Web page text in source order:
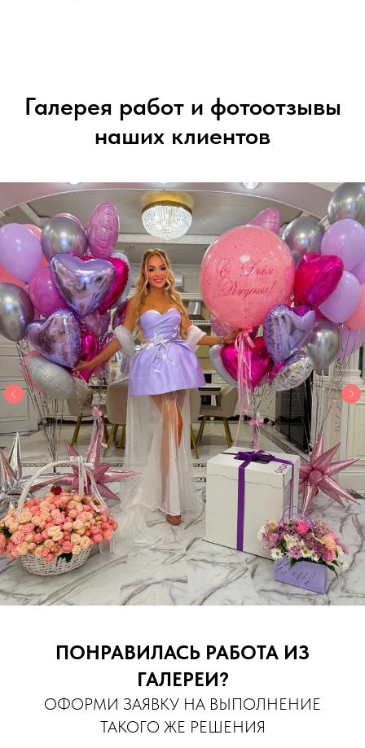
Галерея работ и фотоотзывы
наших клиентов
ПОНРАВИЛАСЬ РАБОТА ИЗ
ГАЛЕРЕИ?
ОФОРМИ ЗАЯВКУ НА ВЫПОЛНЕНИЕ
ТАКОГО ЖЕ РЕШЕНИЯ